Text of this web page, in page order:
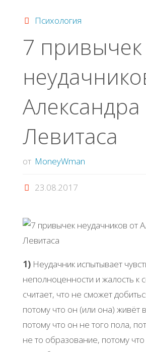
Психология
7 привычек
Александра
Левитаса
от MoneyWman
23.08.2017
1)Неудачник испытывает
неполноценности и жалость к
считает, что не сможет
потому что он (или она) живёт
потому что он не того пола,
не то образование, потому